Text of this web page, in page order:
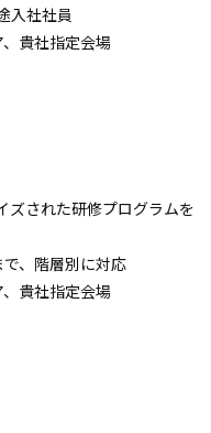
入社社員
貴社指定会場
ズされた研修プログラムを
、階層別に対応
貴社指定会場